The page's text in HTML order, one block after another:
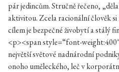
pár jedincům. Stručně řečeno,
aktivitou. Zcela racionální člověk
cílem je bezpečné živobytí a stálý
<p><span style=“font-
největší světové nadnárodní
onoho uměleckého, leč v